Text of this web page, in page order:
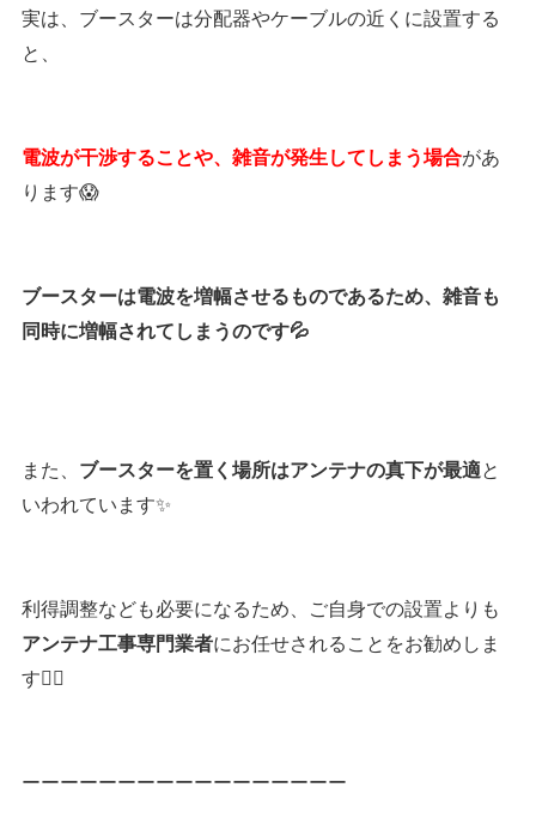
実は、ブースターは分配器やケーブルの近くに設置する
と、
電波が干渉することや、雑音が発生してしまう場合があ
ります😱
ブースターは電波を増幅させるものであるため、雑音も
同時に増幅されてしまうのです💦
また、 ブースターを置く場所はアンテナの真下が最適と
いわれています✨
利得調整なども必要になるため、ご自身での設置よりも
アンテナ工事専門業者にお任せされることをお勧めしま
す👷‍♂️
ーーーーーーーーーーーーーーーーー